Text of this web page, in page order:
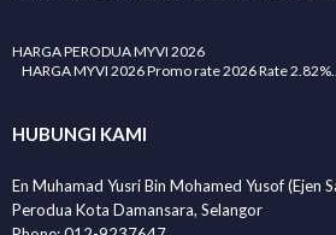
HARGA PERODUA MYVI 2026
HARGA MYVI 2026 Promo rate 2026 Rate 2.82%…
HUBUNGI KAMI
En Muhamad Yusri Bin Mohamed Yusof (Ejen
Perodua Kota Damansara, Selangor